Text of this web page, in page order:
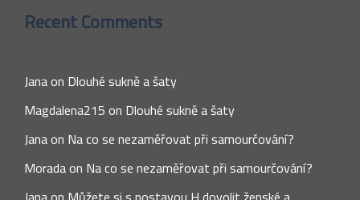
Recent Comments
Janaon Dlouhé sukně a šaty
Magdalena215on Dlouhé sukně a šaty
Janaon Na co se nezaměřovat při samourčování?
Moradaon Na co se nezaměřovat při samourčování?